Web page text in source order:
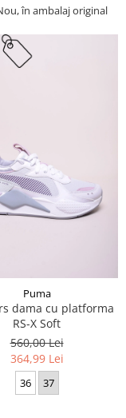
în ambalaj original
Puma
dama cu platforma
RS-X Soft
560,00 Lei
364,99 Lei
36 37